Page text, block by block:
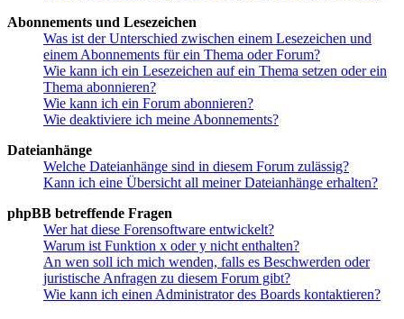
Abonnements und Lesezeichen
Was ist der Unterschied zwischen einem Lesezeichen und
einem Abonnements für ein Thema oder Forum?
Wie kann ich ein Lesezeichen auf ein Thema setzen oder ein
Thema abonnieren?
Wie kann ich ein Forum abonnieren?
Wie deaktiviere ich meine Abonnements?
Dateianhänge
Welche Dateianhänge sind in diesem Forum zulässig?
Kann ich eine Übersicht all meiner Dateianhänge erhalten?
phpBB betreffende Fragen
Wer hat diese Forensoftware entwickelt?
Warum ist Funktion x oder y nicht enthalten?
An wen soll ich mich wenden, falls es Beschwerden oder
juristische Anfragen zu diesem Forum gibt?
Wie kann ich einen Administrator des Boards kontaktieren?